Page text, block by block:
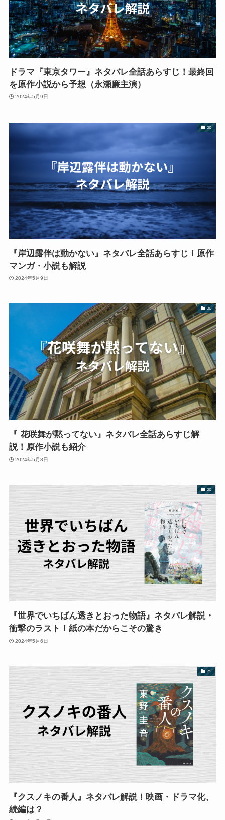
ドラマ『東京タワー』ネタバレ全話あらすじ！最終回
を原作小説から予想（永瀬廉主演）
2024年5月9日
本
『岸辺露伴は動かない』ネタバレ全話あらすじ！原作
マンガ・小説も解説
2024年5月9日
本
『 花咲舞が黙ってない』ネタバレ全話あらすじ解
説！原作小説も紹介
2024年5月8日
本
『世界でいちばん透きとおった物語』ネタバレ解説・
衝撃のラスト！紙の本だからこその驚き
2024年5月6日
本
『クスノキの番人』ネタバレ解説！映画・ドラマ化、
続編は？